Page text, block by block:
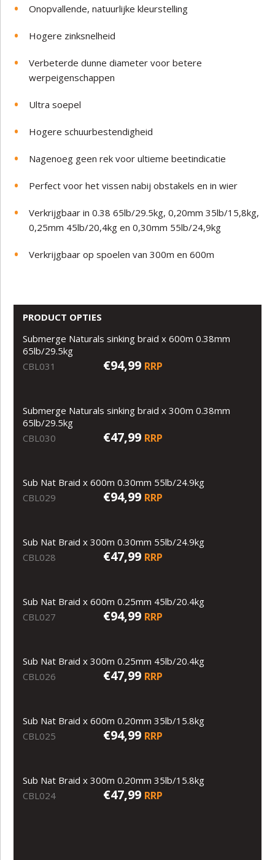
Onopvallende, natuurlijke kleurstelling
Hogere zinksnelheid
Verbeterde dunne diameter voor betere
werpeigenschappen
Ultra soepel
Hogere schuurbestendigheid
Nagenoeg geen rek voor ultieme beetindicatie
Perfect voor het vissen nabij obstakels en in wier
Verkrijgbaar in0.38 65lb/29.5kg,0,20mm 35lb/15,8kg,
0,25mm 45lb/20,4kg en 0,30mm 55lb/24,9kg
Verkrijgbaar op spoelen van 300m en 600m
PRODUCT OPTIES
Submerge Naturals sinking braid x 600m 0.38mm
65lb/29.5kg
CBL031
€94,99 RRP
Submerge Naturals sinking braid x 300m 0.38mm
65lb/29.5kg
CBL030
€47,99 RRP
Sub Nat Braid x 600m 0.30mm 55lb/24.9kg
CBL029
€94,99 RRP
Sub Nat Braid x 300m 0.30mm 55lb/24.9kg
CBL028
€47,99 RRP
Sub Nat Braid x 600m 0.25mm 45lb/20.4kg
CBL027
€94,99 RRP
Sub Nat Braid x 300m 0.25mm 45lb/20.4kg
CBL026
€47,99 RRP
Sub Nat Braid x 600m 0.20mm 35lb/15.8kg
CBL025
€94,99 RRP
Sub Nat Braid x 300m 0.20mm 35lb/15.8kg
CBL024
€47,99 RRP